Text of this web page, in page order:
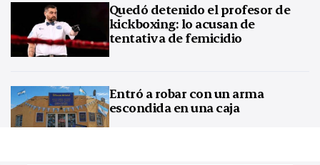
Quedó detenido el profesor de
kickboxing: lo acusan de
tentativa de femicidio
Entró a robar con un arma
escondida en una caja